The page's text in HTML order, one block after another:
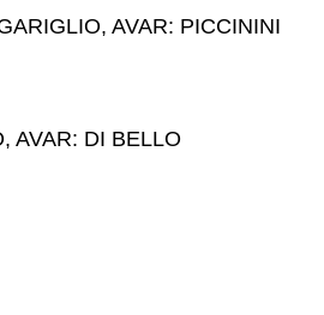
AVAR: PICCININI
AVAR: DI BELLO